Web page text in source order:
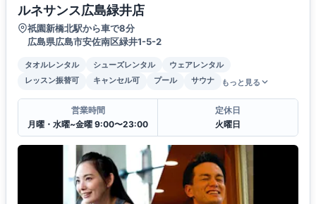
ルネサンス広島緑井店
祇園新橋北駅から車で8分
広島県広島市安佐南区緑井1-5-2
タオルレンタル シューズレンタル
ウェアレンタル
レッスン振替可
キャンセル可 プール サウナ もっと見る
営業時間
月曜・水曜~金曜 9:00〜23:00
定休日
火曜日